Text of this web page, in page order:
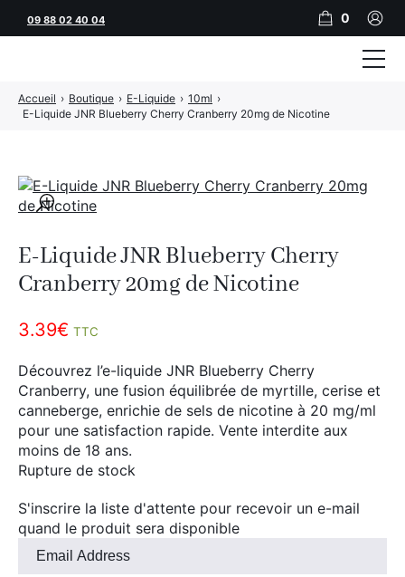
🔍
E-Liquide JNR Blueberry Cherry
Cranberry 20mg de Nicotine
3.39€ TTC
Découvrez l’e-liquide JNR Blueberry Cherry
Cranberry, une fusion équilibrée de myrtille, cerise et
canneberge, enrichie de sels de nicotine à 20 mg/ml
pour une satisfaction rapide. Vente interdite aux
moins de 18 ans.
Rupture de stock
S'inscrire la liste d'attente pour recevoir un e-mail
quand le produit sera disponible
Entrez
Accueil › Boutique › E-Liquide › 10ml ›
E-Liquide JNR Blueberry Cherry Cranberry 20mg de Nicotine
09 88 02 40 04 0
Tubeuses
Feuilles
Filtres
Rouleuses
Briquets
Vape
JNR
Adalya
Al Fakher
SoGood
CBD
Divers
Nouveautés